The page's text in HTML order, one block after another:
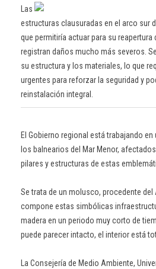
Las
estructuras clausuradas en el arco sur
que permitiría actuar para su
registran daños mucho más severos.
su estructura y los materiales, lo que
urgentes para reforzar la seguridad y
reinstalación integral.
El Gobierno regional está trabajando
los balnearios del Mar Menor,
pilares y estructuras de estas
Se trata de un molusco, procedente
compone estas simbólicas
madera en un periodo muy corto de
puede parecer intacto, el interior está
La Consejería de Medio Ambiente,